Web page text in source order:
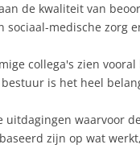
de kwaliteit van
medische zorg
collega's zien
is het heel
waarvoor
zijn op wat